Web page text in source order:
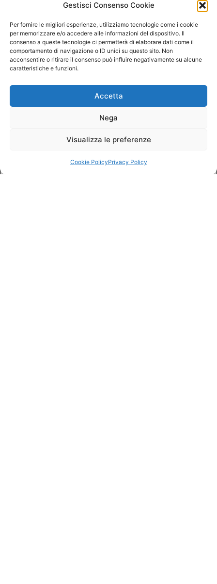
Gestisci Consenso Cookie
Per fornire le migliori esperienze, utilizziamo tecnologie come i cookie
per memorizzare e/o accedere alle informazioni del dispositivo. Il
consenso a queste tecnologie ci permetterà di elaborare dati come il
comportamento di navigazione o ID unici su questo sito. Non
acconsentire o ritirare il consenso può influire negativamente su alcune
caratteristiche e funzioni.
Accetta
Nega
Visualizza le preferenze
Cookie PolicyPrivacy Policy